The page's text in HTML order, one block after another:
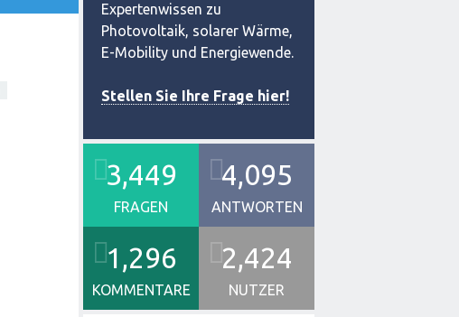
Expertenwissen zu
Photovoltaik, solarer Wärme,
E-Mobility und Energiewende.
Stellen Sie Ihre Frage hier!
3,449
FRAGEN
4,095
ANTWORTEN
1,296
KOMMENTARE
2,424
NUTZER